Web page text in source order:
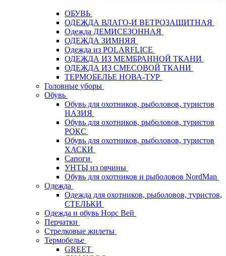
ОБУВЬ
ОДЕЖДА ВЛАГО-И ВЕТРОЗАЩИТНАЯ
Одежда ДЕМИСЕЗОННАЯ
ОДЕЖДА ЗИМНЯЯ
Одежда из POLARFLICE
ОДЕЖДА ИЗ МЕМБРАННОЙ ТКАНИ
ОДЕЖДА ИЗ СМЕСОВОЙ ТКАНИ
ТЕРМОБЕЛЬЕ НОВА-ТУР
Головные уборы
Обувь
Обувь для охотников, рыболовов, туристов
НАЗИЯ
Обувь для охотников, рыболовов, туристов
РОКС
Обувь для охотников, рыболовов, туристов
ХАСКИ
Сапоги
УНТЫ из овчины
Обувь для охотников и рыболовов NordMan
Одежда
Одежда для охотников, рыболовов, туристов,
СТЕЛЬКИ
Одежда и обувь Норс Вей
Перчатки
Стрелковые жилеты
Термобелье
GREET